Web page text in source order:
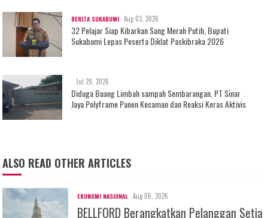
BERITA SUKABUMI Aug 03, 2026
32 Pelajar Siap Kibarkan Sang Merah Putih, Bupati
Sukabumi Lepas Peserta Diklat Paskibraka 2026
Jul 29, 2026
Diduga Buang Limbah sampah Sembarangan, PT Sinar
Jaya Polyframe Panen Kecaman dan Reaksi Keras Aktivis
ALSO READ OTHER ARTICLES
EKONOMI NASIONAL Aug 06, 2026
BELLFORD Berangkatkan Pelanggan Setia